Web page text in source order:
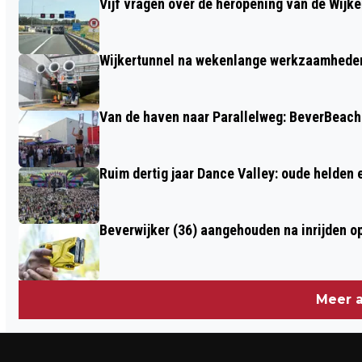
ROCK & ROLL DONKEYS
Wijkertunnel na wekenlange
Van de haven naar Parallelweg:
Ruim dertig jaar Dance Valley: oude
Beverwijker (36) aangehouden na inrijden
Meer